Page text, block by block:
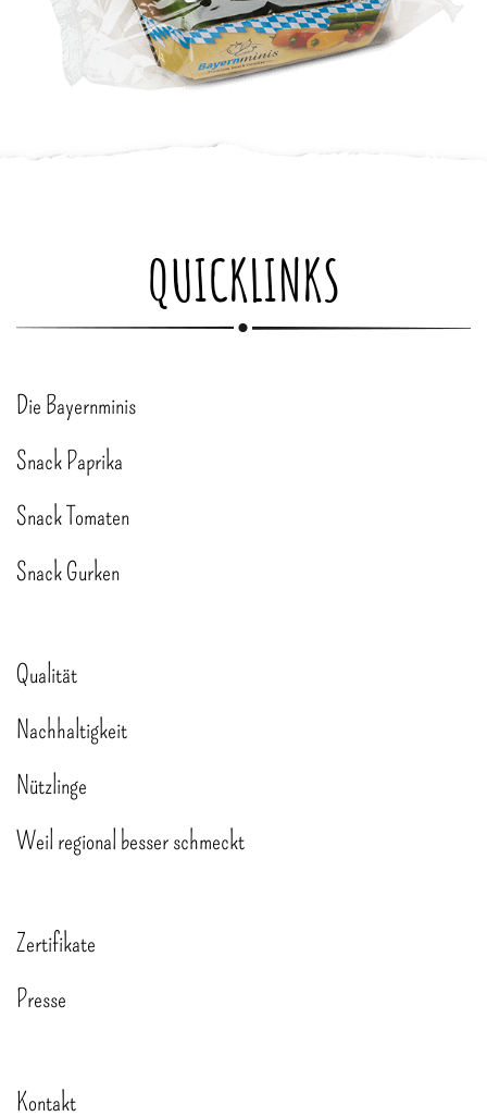
QUICKLINKS
Die Bayernminis
Snack Paprika
Snack Tomaten
Snack Gurken
Qualität
Nachhaltigkeit
Nützlinge
Weil regional besser schmeckt
Zertifikate
Presse
Kontakt